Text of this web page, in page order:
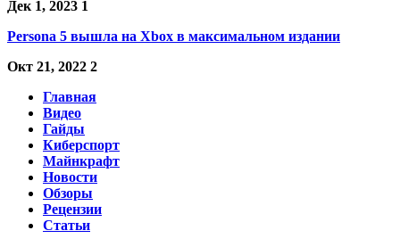
Дек 1, 2023 1
Persona 5 вышла на Xbox в максимальном издании
Окт 21, 2022 2
Главная
Видео
Гайды
Киберспорт
Майнкрафт
Новости
Обзоры
Рецензии
Статьи